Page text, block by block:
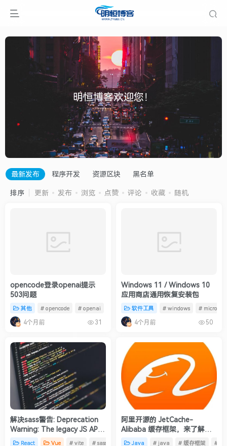
明恒博客欢迎您！
最新发布 程序开发 资源区块
黑名单
排序
更新 发布 浏览 点赞 评论 收藏 随机
opencode登录openai提示
503问题
其他 # opencode # openai
4个月前 31
Windows 11 / Windows 10
应用商店通用恢复安装包
软件工具 # windows #
4个月前 50
解决sass警告: Deprecation
Warning: The legacy JS API
is deprecated and will be
React Vue # vite # sass
阿里开源的 JetCache-
Alibaba 缓存框架，来了解一
下？Java # java # 缓存框架 #